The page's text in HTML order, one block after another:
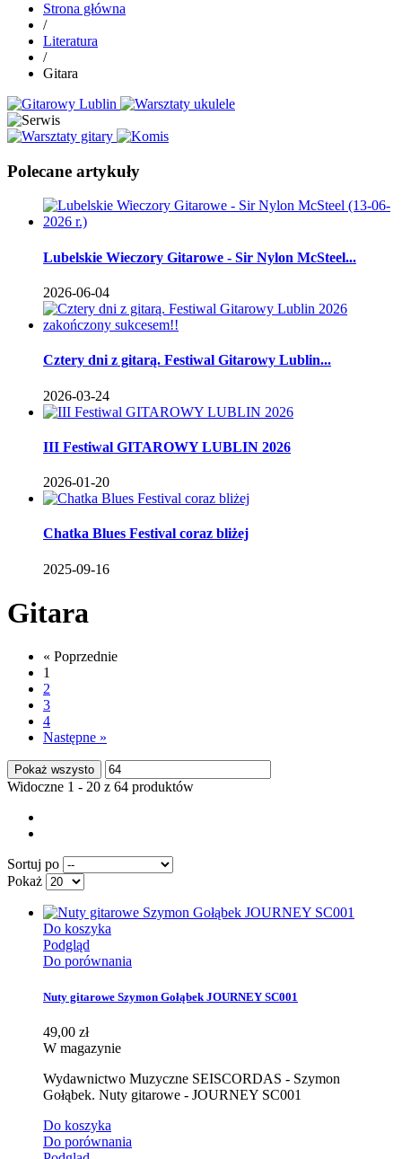
Strona główna
/
Literatura
/
Gitara
Polecane artykuły
Lubelskie Wieczory Gitarowe - Sir Nylon McSteel...
2026-06-04
Cztery dni z gitarą. Festiwal Gitarowy Lublin...
2026-03-24
III Festiwal GITAROWY LUBLIN 2026
2026-01-20
Chatka Blues Festival coraz bliżej
2025-09-16
Gitara
« Poprzednie
1
2
3
4
Następne »
Pokaż wszysto
Widoczne 1 - 20 z 64 produktów
Sortuj po
Pokaż
Do koszyka
Podgląd
Do porównania
Nuty gitarowe Szymon Gołąbek JOURNEY SC001
49,00 zł
W magazynie
Wydawnictwo Muzyczne SEISCORDAS - Szymon
Gołąbek. Nuty gitarowe - JOURNEY SC001
Do koszyka
Do porównania